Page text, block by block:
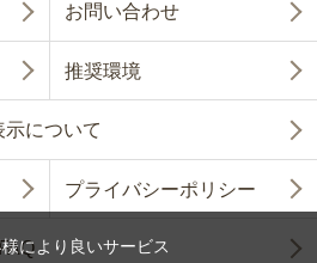
お問い合わせ
推奨環境
について
プライバシーポリシー
により良いサービス